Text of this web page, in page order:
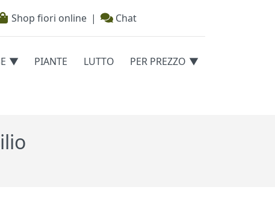
Shop fiori online | Chat
PIANTE LUTTO PER PREZZO